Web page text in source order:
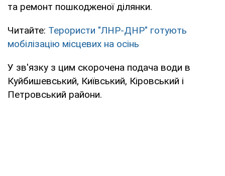
та ремонт пошкодженої ділянки.
Читайте: Терористи "ЛНР-ДНР" готують
мобілізацію місцевих на осінь
У зв'язку з цим скорочена подача води в
Куйбишевський, Київський, Кіровський і
Петровський райони.